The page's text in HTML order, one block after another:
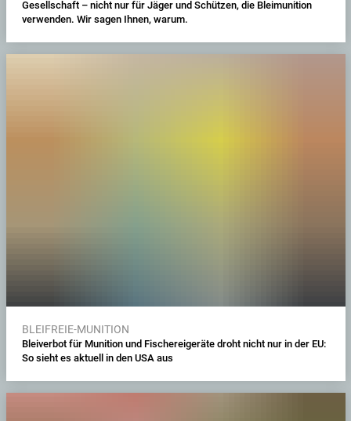
Gesellschaft – nicht nur für Jäger und Schützen, die Bleimunition
verwenden. Wir sagen Ihnen, warum.
BLEIFREIE-MUNITION
Bleiverbot für Munition und Fischereigeräte droht nicht nur in der EU:
So sieht es aktuell in den USA aus